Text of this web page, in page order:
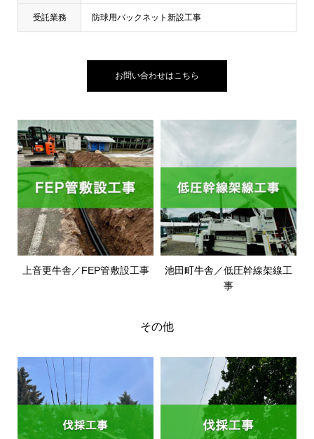
受託業務 防球用バックネット新設工事
お問い合わせはこちら
上音更牛舎／FEP管敷設工事
池田町牛舎／低圧幹線架線工
事
その他